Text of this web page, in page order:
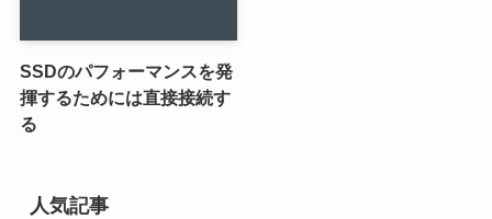
SSDのパフォーマンスを発
揮するためには直接接続す
る
人気記事